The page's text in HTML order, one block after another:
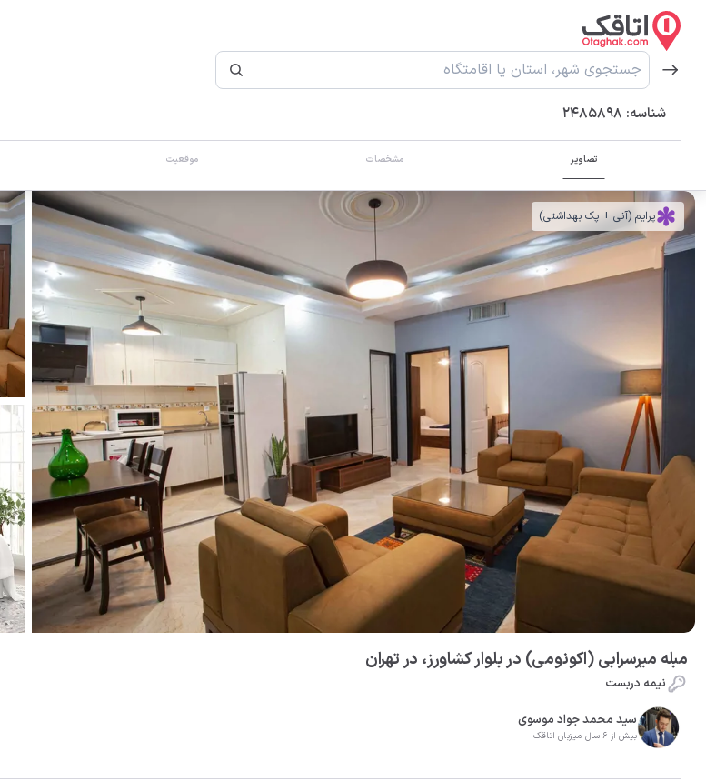
شناسه: 2485898
تصاویر مشخصات موقعیت
پرایم (آنی + پک بهداشتی)
مبله میرسرابی (اکونومی) در بلوار کشاورز، در تهران
نیمه دربست
سید محمد جواد موسوی
بیش از 6 سال میزبان اتاقک